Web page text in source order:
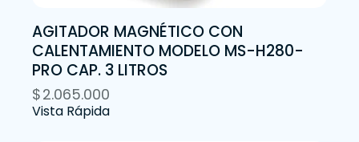
AGITADOR MAGNÉTICO CON
CALENTAMIENTO MODELO MS-H280-
PRO CAP. 3 LITROS
$2.065.000
Vista Rápida